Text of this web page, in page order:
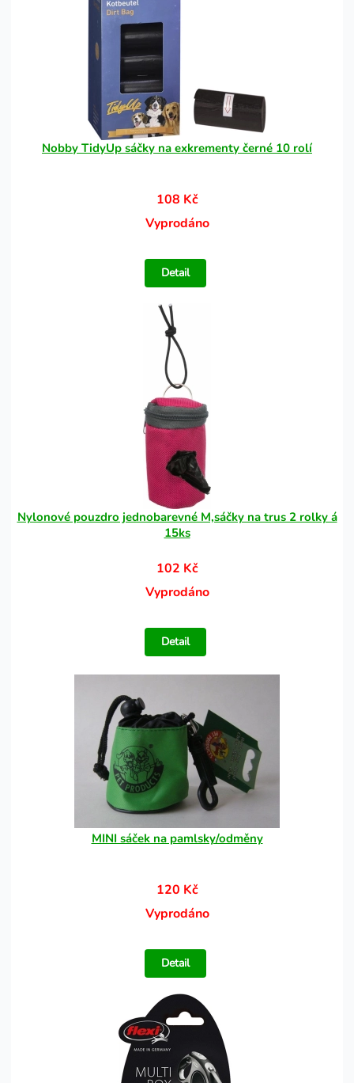
Nobby TidyUp sáčky na exkrementy černé 10 rolí
108 Kč
Vyprodáno
Detail
Nylonové pouzdro jednobarevné M,sáčky na trus 2 rolky á
15ks
102 Kč
Vyprodáno
Detail
MINI sáček na pamlsky/odměny
120 Kč
Vyprodáno
Detail